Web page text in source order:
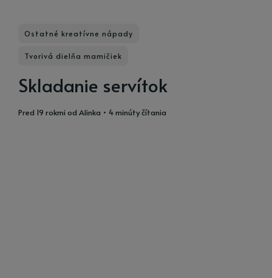
Ostatné kreatívne nápady
Tvorivá dielňa mamičiek
Skladanie servítok
pred 19 rokmi od Alinka • 4 minúty čítania